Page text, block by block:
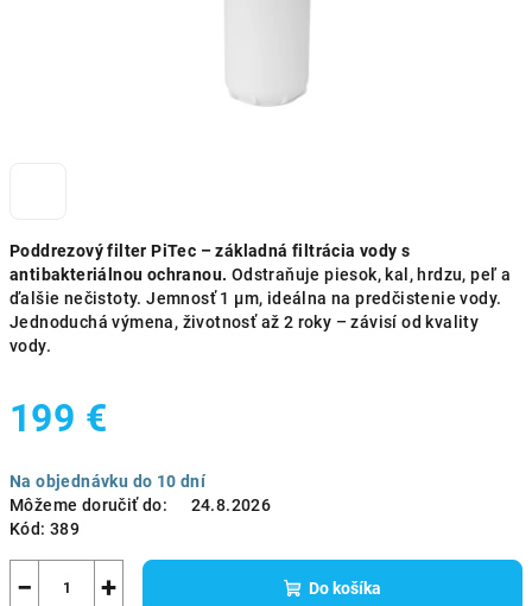
Poddrezový filter PiTec – základná filtrácia vody s
antibakteriálnou ochranou. Odstraňuje piesok, kal, hrdzu, peľ a
ďalšie nečistoty. Jemnosť 1 μm, ideálna na predčistenie vody.
Jednoduchá výmena, životnosť až 2 roky – závisí od kvality
vody.
199 €
cena:
Na objednávku do 10 dní
Môžeme doručiť do:
24.8.2026
Kód: 389
+
− Do košíka